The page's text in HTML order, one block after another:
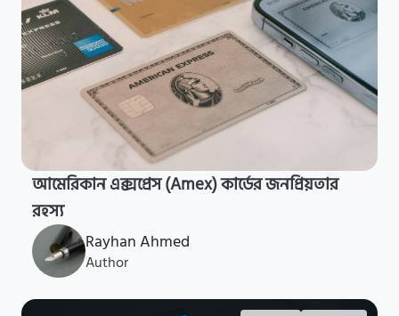
আমেরিকান এক্সপ্রেস (Amex) কার্ডের জনপ্রিয়তার
রহস্য
Rayhan Ahmed
Author